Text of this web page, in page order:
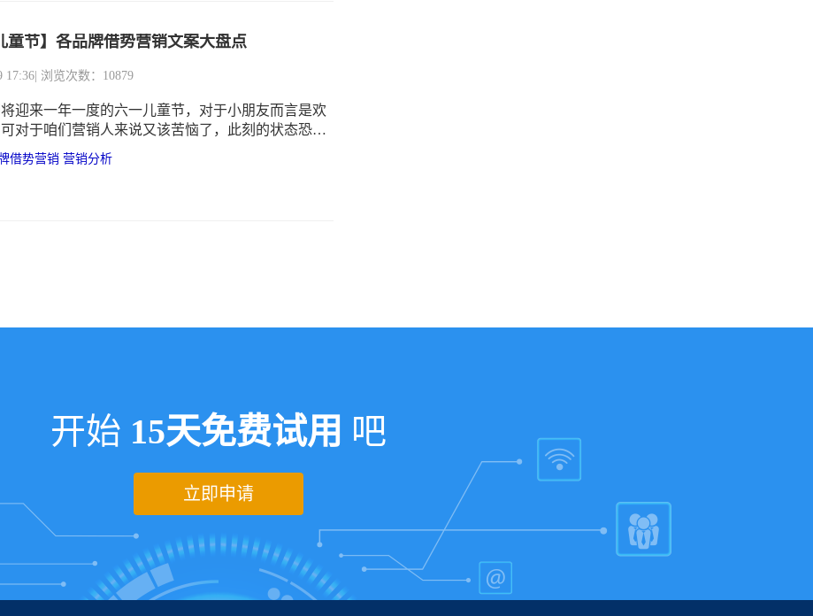
童节】各品牌借势营销文案大盘点
17:36 | 浏览次数：10879
迎来一年一度的六一儿童节，对于小朋友而言是欢
对于咱们营销人来说又该苦恼了，此刻的状态恐怕
丝了。各大品牌纷纷争相借势营销，文案、包装等
各大小朋友成了关键。 莫捉急，识微科技为大家排
借势营销 营销分析
开始 15天免费试用 吧
立即申请